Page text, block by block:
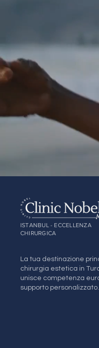
ISTANBUL - ECCELLENZA
CHIRURGICA
La tua destinazione
chirurgia estetica in
unisce competenza
supporto personalizzato.